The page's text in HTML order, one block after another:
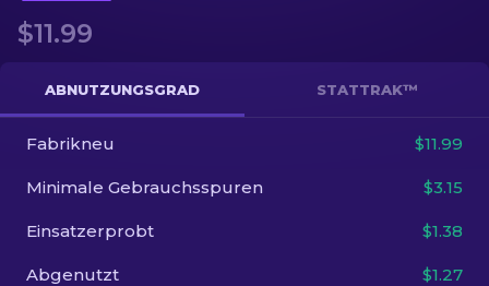
Handschuh
Kisten
Andere
$11.99
ABNUTZUNGSGRAD STATTRAK™
Fabrikneu $11.99
Minimale Gebrauchsspuren $3.15
Einsatzerprobt $1.38
Abgenutzt $1.27